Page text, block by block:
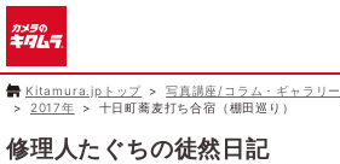
Kitamura.jpトップ 写真講座/コラム・ギャラリー
2017年
十日町蕎麦打ち合宿（棚田巡り）
修理人たぐちの徒然日記